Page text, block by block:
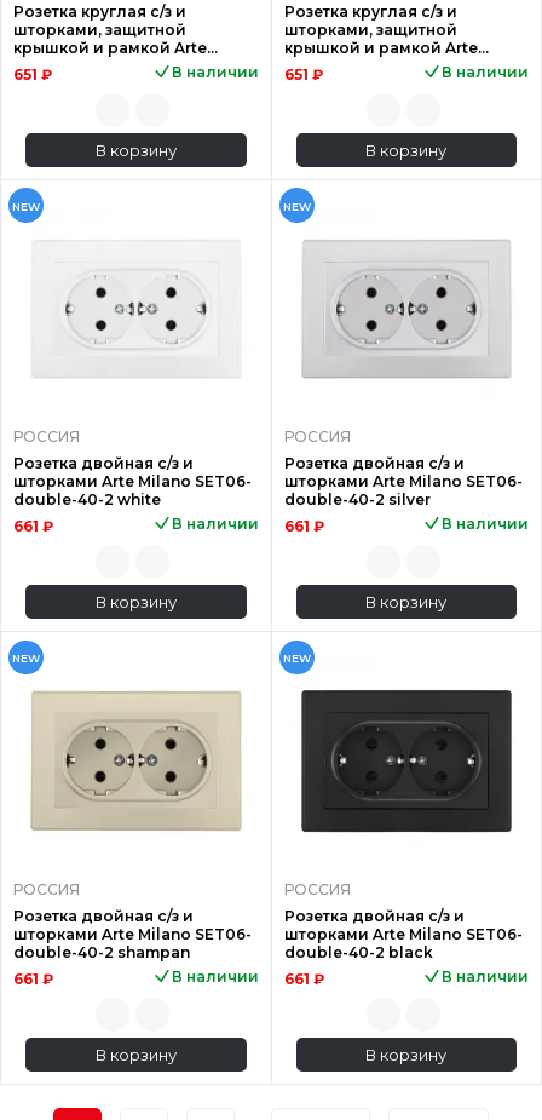
Розетка круглая с/з и
шторками, защитной
крышкой и рамкой Arte
Milano SET08-1-41-1 shampan
651 ₽ В наличии
В корзину
Розетка круглая с/з и
шторками, защитной
крышкой и рамкой Arte
Milano SET08-1-41-1 black
651 ₽ В наличии
В корзину
NEW
РОССИЯ
Розетка двойная с/з и
шторками Arte Milano SET06-
double-40-2 white
661 ₽
В наличии
В корзину
NEW
РОССИЯ
Розетка двойная с/з и
шторками Arte Milano SET06-
double-40-2 silver
661 ₽
В наличии
В корзину
NEW
РОССИЯ
Розетка двойная с/з и
шторками Arte Milano SET06-
double-40-2 shampan
661 ₽
В наличии
В корзину
NEW
РОССИЯ
Розетка двойная с/з и
шторками Arte Milano SET06-
double-40-2 black
661 ₽
В наличии
В корзину